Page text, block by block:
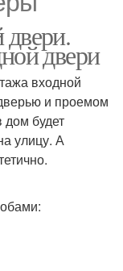
двери
входной
и проемом
дом будет
улицу. А